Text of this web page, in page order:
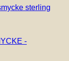
sterling